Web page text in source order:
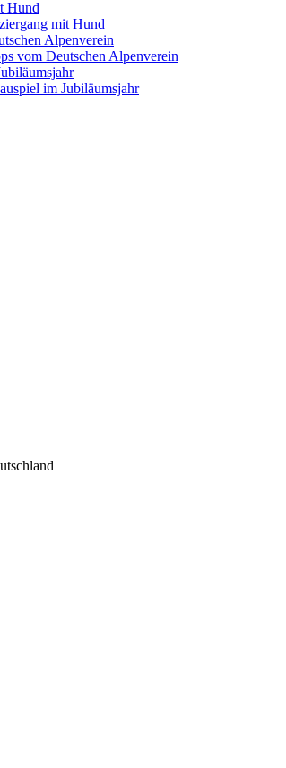
mit Hund
vom Deutschen Alpenverein
im Jubiläumsjahr